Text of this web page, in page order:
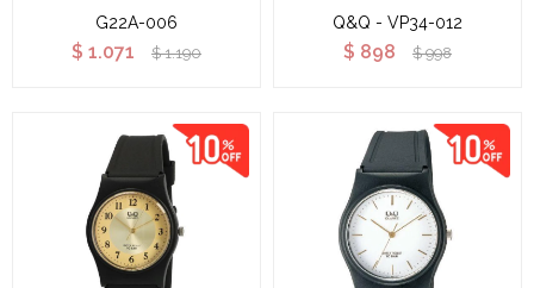
G22A-006
$ 1.071 $ 1.190
Q&Q - VP34-012
$ 898 $ 998